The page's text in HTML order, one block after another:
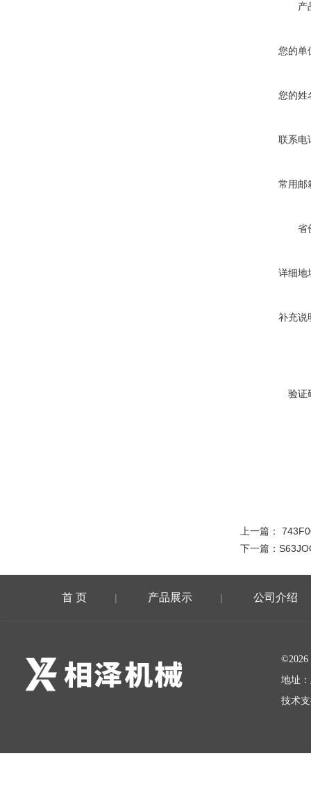
产
您的单
您的姓
联系电
常用邮
省
详细地
补充说
验证
上一篇：
下一篇：
首 页 | 产品展示 | 公司介绍
地址
技术